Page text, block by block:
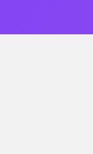
えます